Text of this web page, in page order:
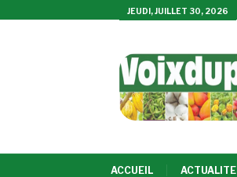
JEUDI, JUILLET 30, 2026
ACCUEIL ACTUALITE